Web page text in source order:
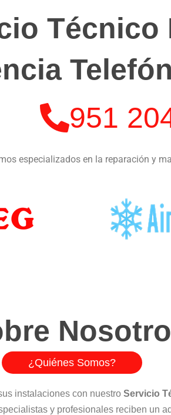
Técnico
951
especializados en la reparación y
¿Quiénes Somos?
instalaciones con nuestro Servicio
y profesionales reciben un